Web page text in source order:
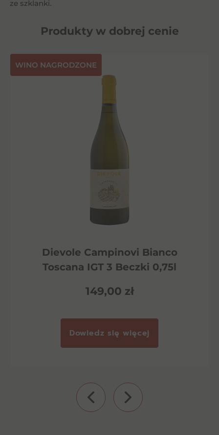
ze szklanki.
Produkty w dobrej cenie
⁠WINO NAGRODZONE
Dievole Campinovi Bianco
Toscana IGT 3 Beczki 0,75l
149,00 zł
Dowiedz się więcej